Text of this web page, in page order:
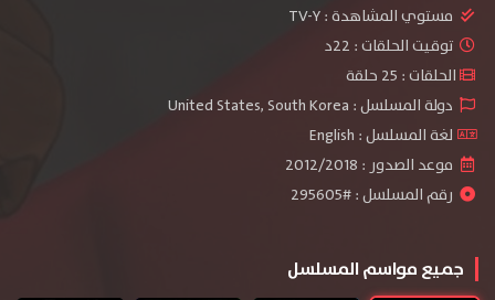
مستوي المشاهدة :TV-Y
توقيت الحلقات : 22د
الحلقات : 25 حلقة
دولة المسلسل : United States, South Korea
لغة المسلسل : English
موعد الصدور : 2012/2018
رقم المسلسل : #295605
جميع مواسم المسلسل